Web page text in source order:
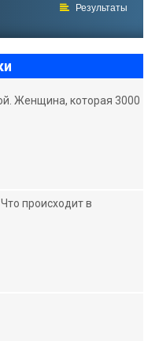
Результаты
Женщина, которая 3000
происходит в